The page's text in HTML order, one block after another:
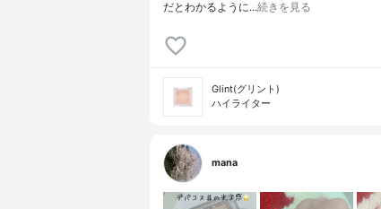
だとわかるように…続きを見る
Glint(グリント)
ハイライター
mana